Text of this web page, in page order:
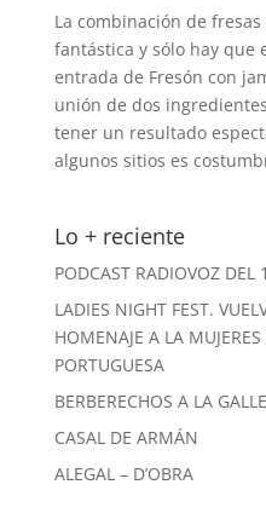
La combinación de
fantástica y sólo hay que
entrada de Fresón con
unión de dos
tener un resultado
algunos sitios es
Lo + reciente
PODCAST RADIOVOZ
LADIES NIGHT FEST.
HOMENAJE A LA
PORTUGUESA
BERBERECHOS A LA
CASAL DE ARMÁN
ALEGAL – D’OBRA